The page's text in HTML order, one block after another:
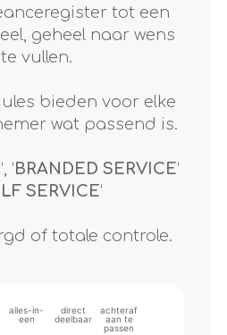
tot een
geheel naar wens
vullen.
bieden voor elke
wat passend is.
‘, ‘BRANDED SERVICE‘
SERVICE‘
of totale controle.
alles-in-
een
direct
deelbaar
achteraf
aan te
passen